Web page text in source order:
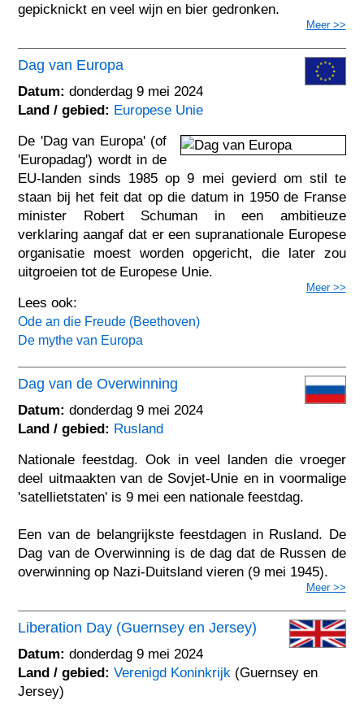
gepicknickt en veel wijn en bier gedronken.
Meer >>
Dag van Europa
Datum: donderdag 9 mei 2024
Land / gebied: Europese Unie
De 'Dag van Europa' (of
'Europadag') wordt in de
EU-landen sinds 1985 op 9 mei gevierd om stil te
staan bij het feit dat op die datum in 1950 de Franse
minister Robert Schuman in een ambitieuze
verklaring aangaf dat er een supranationale Europese
organisatie moest worden opgericht, die later zou
uitgroeien tot de Europese Unie.
Meer >>
Lees ook:
Ode an die Freude (Beethoven)
De mythe van Europa
Dag van de Overwinning
Datum: donderdag 9 mei 2024
Land / gebied: Rusland
Nationale feestdag. Ook in veel landen die vroeger
deel uitmaakten van de Sovjet-Unie en in voormalige
'satellietstaten' is 9 mei een nationale feestdag.
Een van de belangrijkste feestdagen in Rusland. De
Dag van de Overwinning is de dag dat de Russen de
overwinning op Nazi-Duitsland vieren (9 mei 1945).
Meer >>
Liberation Day (Guernsey en Jersey)
Datum: donderdag 9 mei 2024
Land / gebied: Verenigd Koninkrijk (Guernsey en
Jersey)